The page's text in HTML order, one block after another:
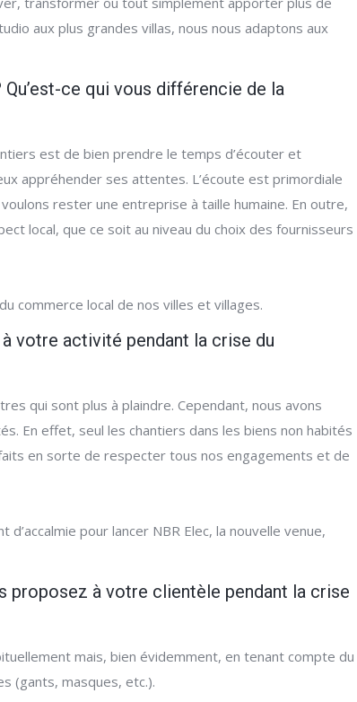
aux plus grandes villas, nous nous adaptons aux
ce qui vous différencie de la
est de bien prendre le temps d’écouter et
appréhender ses attentes. L’écoute est primordiale
rester une entreprise à taille humaine. En outre,
local, que ce soit au niveau du choix des fournisseurs
commerce local de nos villes et villages.
votre activité pendant la crise du
qui sont plus à plaindre. Cependant, nous avons
En effet, seul les chantiers dans les biens non habités
en sorte de respecter tous nos engagements et de
pour lancer NBR Elec, la nouvelle venue,
proposez à votre clientèle pendant la crise
mais, bien évidemment, en tenant compte du
(gants, masques, etc.).